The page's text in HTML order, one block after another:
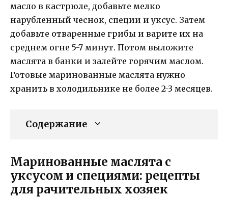
масло в кастрюле, добавьте мелко
нарубленный чеснок, специи и уксус. Затем
добавьте отваренные грибы и варите их на
среднем огне 5-7 минут. Потом выложите
маслята в банки и залейте горячим маслом.
Готовые маринованные маслята нужно
хранить в холодильнике не более 2-3 месяцев.
Содержание
Маринованные маслята с
уксусом и специями: рецепты
для рачительных хозяек